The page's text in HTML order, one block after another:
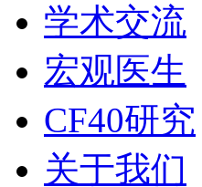
学术交流
宏观医生
CF40研究
关于我们